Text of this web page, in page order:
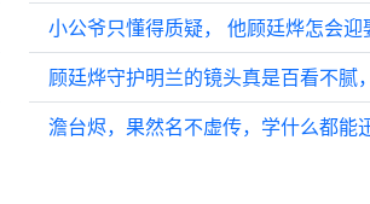
澹台烬，果然名不虚传，学什么都能